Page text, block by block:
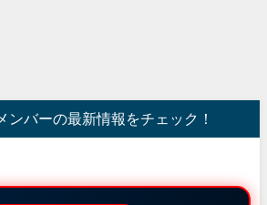
ンバーの最新情報をチェック！